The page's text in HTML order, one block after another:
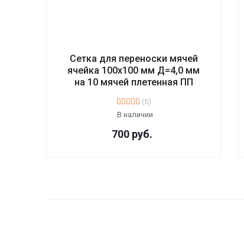
Сетка для переноски мячей
ячейка 100х100 мм Д=4,0 мм
на 10 мячей плетенная ПП
(5)
В наличии
700 руб.